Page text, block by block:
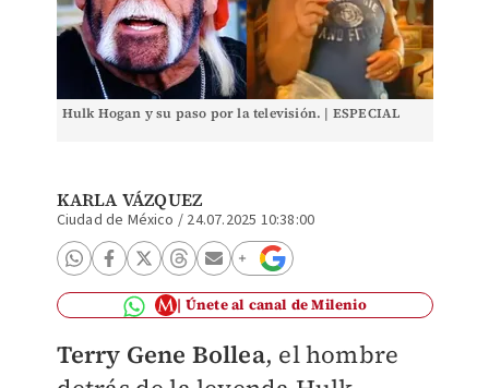
Hulk Hogan y su paso por la televisión. | ESPECIAL
KARLA VÁZQUEZ
Ciudad de México / 24.07.2025 10:38:00
Únete al canal de Milenio
Terry Gene Bollea, el hombre